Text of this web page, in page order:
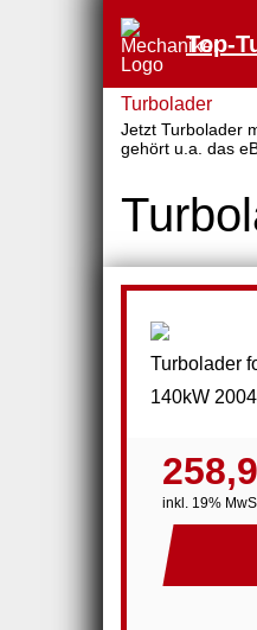
Top-
Turbolader
Jetzt Turbolader
gehört u.a. das
Turbolader
140kW
inkl. 19%